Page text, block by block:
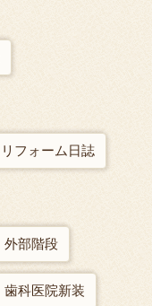
リフォーム日誌
外部階段
歯科医院新装